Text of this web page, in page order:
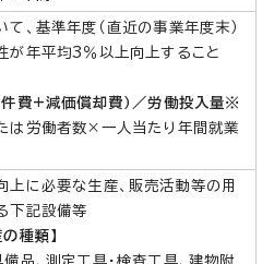
、基準年度（直近の事業年度末）
が年平均3％以上向上すること
件費+減価償却費）／労働投入量※
は労働者数×一人当たり年間就業
上に必要な生産、販売活動等の用
下記設備等
種類】
品、測定工具・検査工具、建物附